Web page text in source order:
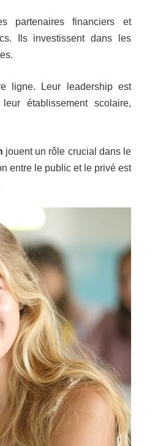
partenaires financiers et
Ils investissent dans les
ligne. Leur leadership est
établissement scolaire,
jouent un rôle crucial dans le
entre le public et le privé est